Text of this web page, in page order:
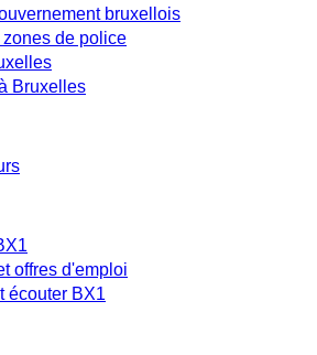
bruxellois
de police
Bruxelles
offres d'emploi
écouter BX1